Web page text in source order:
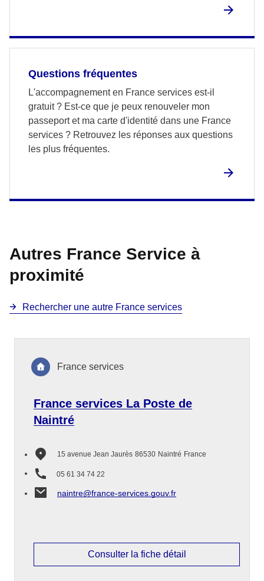
Questions fréquentes
L'accompagnement en France services est-il
gratuit ? Est-ce que je peux renouveler mon
passeport et ma carte d'identité dans une France
services ? Retrouvez les réponses aux questions
les plus fréquentes.
Autres France Service à
proximité
Rechercher une autre France services
France services La Poste de
Naintré
15 avenue Jean Jaurès 86530 Naintré France
05 61 34 74 22
naintre@france-services.gouv.fr
France services
Consulter la fiche détail